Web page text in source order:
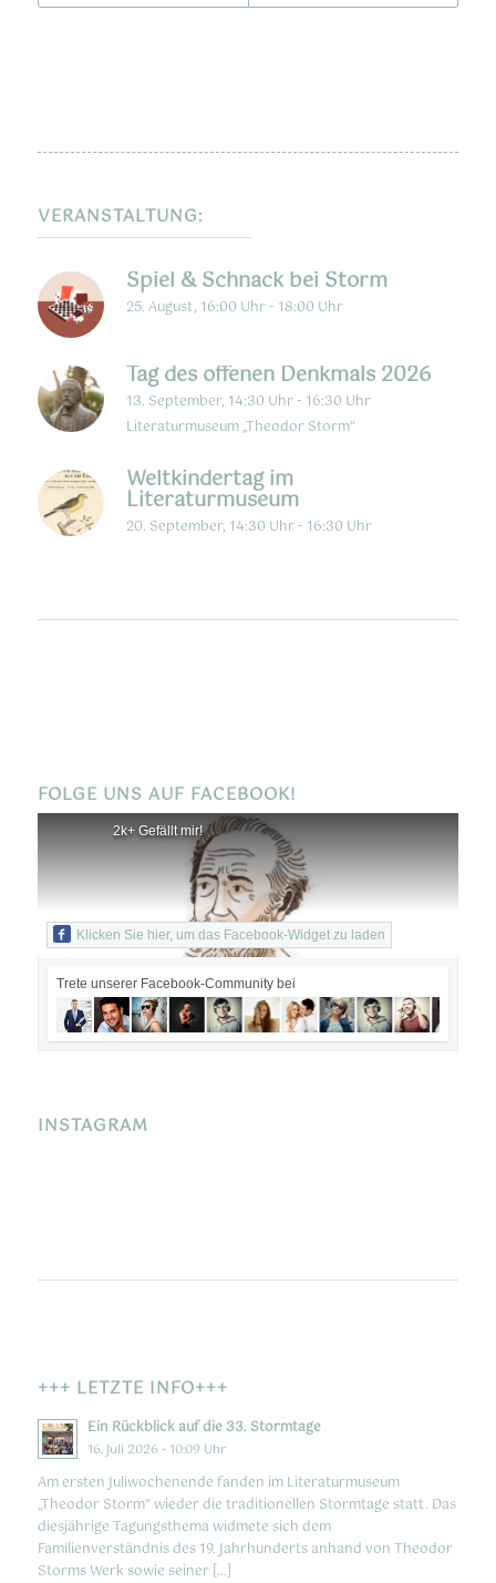
VERANSTALTUNG:
Spiel & Schnack bei Storm
25. August, 16:00 Uhr - 18:00 Uhr
Tag des offenen Denkmals 2026
13. September, 14:30 Uhr - 16:30 Uhr
Literaturmuseum „Theodor Storm“
Weltkindertag im
Literaturmuseum
20. September, 14:30 Uhr - 16:30 Uhr
FOLGE UNS AUF FACEBOOK!
2k+ Gefällt mir!
Klicken Sie hier, um das Facebook-Widget zu laden
Trete unserer Facebook-Community bei
INSTAGRAM
+++ LETZTE INFO+++
Ein Rückblick auf die 33. Stormtage
16. Juli 2026 - 10:09 Uhr
Am ersten Juliwochenende fanden im Literaturmuseum
„Theodor Storm“ wieder die traditionellen Stormtage statt. Das
diesjährige Tagungsthema widmete sich dem
Familienverständnis des 19. Jahrhunderts anhand von Theodor
Storms Werk sowie seiner […]